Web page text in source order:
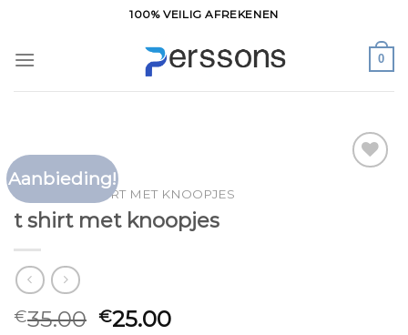
inhoud
100% VEILIG AFREKENEN
0
Aanbieding!
HOME T SHIRT MET KNOOPJES
t shirt met knoopjes
€35.00 €25.00